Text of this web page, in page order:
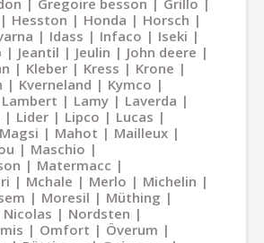
Gregoire besson
Grillo
Hesston Honda
Horsch
Idass Infaco
Iseki
Jeantil Jeulin
John deere
Kleber Kress
Krone
Kverneland
Kymco
Lambert Lamy
Laverda
Lider Lipco
Lucas
Magsi Mahot
Mailleux
Maschio
Matermacc
Mchale Merlo
Michelin
Moresil
Müthing
Nicolas
Nordsten
Omfort
Överum